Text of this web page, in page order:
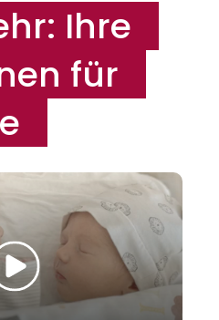
Ihre
für